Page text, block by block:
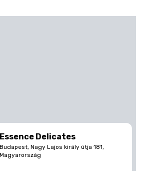
Essence Delicates
Budapest, Nagy Lajos király útja 181,
Magyarország